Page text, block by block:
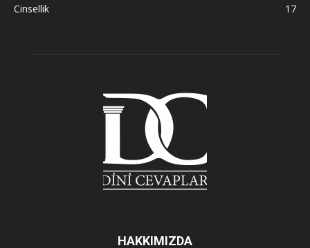
Cinsellik
17
HAKKIMIZDA